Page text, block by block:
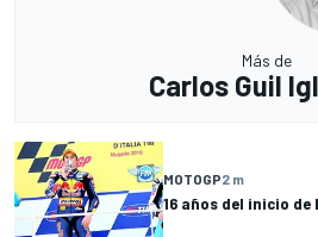
Más de
Carlos Guil
MOTOGP2 m
16 años del inicio de